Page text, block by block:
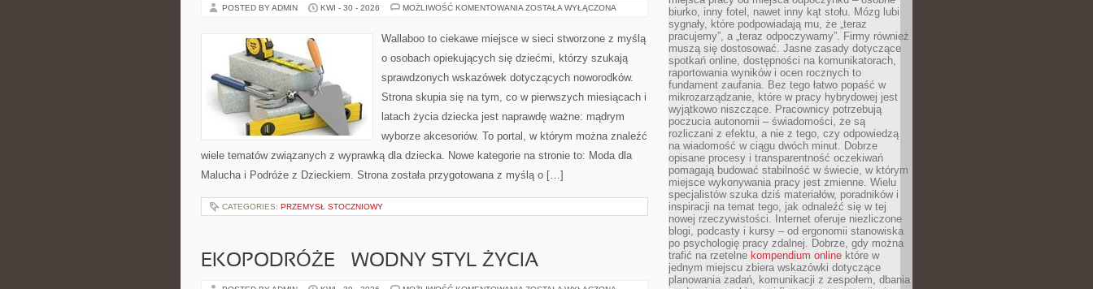
POSTED BY ADMIN KWI - 30 - 2026 MOŻLIWOŚĆ KOMENTOWANIA WYPRAWKA
ZOSTAŁA WYŁĄCZONA
Wallaboo to ciekawe miejsce w sieci stworzone z myślą
o osobach opiekujących się dziećmi, którzy szukają
sprawdzonych wskazówek dotyczących noworodków.
Strona skupia się na tym, co w pierwszych miesiącach i
latach życia dziecka jest naprawdę ważne: mądrym
wyborze akcesoriów. To portal, w którym można znaleźć
wiele tematów związanych z wyprawką dla dziecka. Nowe kategorie na stronie to: Moda dla
Malucha i Podróże z Dzieckiem. Strona została przygotowana z myślą o […]
CATEGORIES: PRZEMYSŁ STOCZNIOWY
EKOPODRÓŻE – WODNY STYL ŻYCIA
biurko, inny fotel, nawet inny kąt stołu. Mózg lubi
sygnały, które podpowiadają mu, że „teraz
pracujemy”, a „teraz odpoczywamy”. Firmy również
muszą się dostosować. Jasne zasady dotyczące
spotkań online, dostępności na komunikatorach,
raportowania wyników i ocen rocznych to
fundament zaufania. Bez tego łatwo popaść w
mikrozarządzanie, które w pracy hybrydowej jest
wyjątkowo niszczące. Pracownicy potrzebują
poczucia autonomii – świadomości, że są
rozliczani z efektu, a nie z tego, czy odpowiedzą
na wiadomość w ciągu dwóch minut. Dobrze
opisane procesy i transparentność oczekiwań
pomagają budować stabilność w świecie, w którym
miejsce wykonywania pracy jest zmienne. Wielu
specjalistów szuka dziś materiałów, poradników i
inspiracji na temat tego, jak odnaleźć się w tej
nowej rzeczywistości. Internet oferuje niezliczone
blogi, podcasty i kursy – od ergonomii stanowiska
po psychologię pracy zdalnej. Dobrze, gdy można
trafić na rzetelne kompendium online które w
jednym miejscu zbiera wskazówki dotyczące
planowania zadań, komunikacji z zespołem, dbania